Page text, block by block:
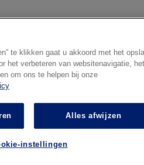
te klikken gaat u akkoord met het
het verbeteren van websitenavigatie, het
om ons te helpen bij onze
Alles afwijzen
instellingen